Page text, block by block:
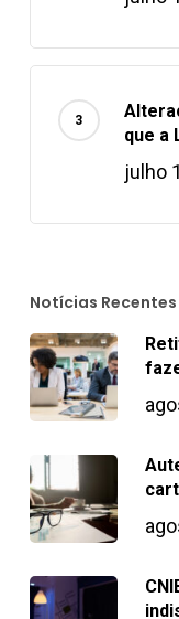
que a
julho
Notícias Recentes